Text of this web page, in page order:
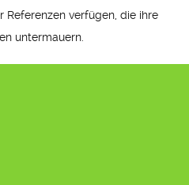
verfügen, die ihre
untermauern.